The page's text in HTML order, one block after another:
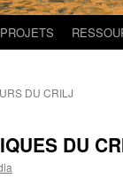
DU CRILJ
DU